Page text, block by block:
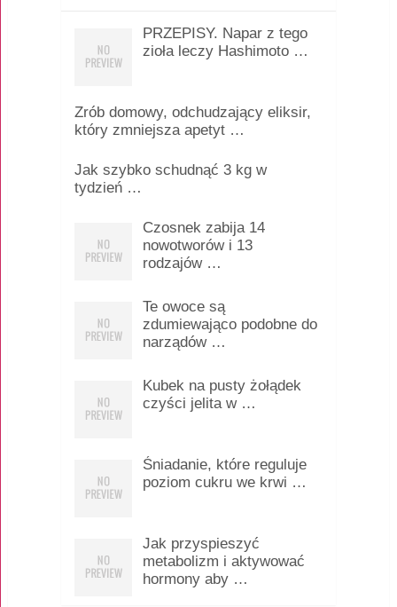
PRZEPISY. Napar z tego
zioła leczy Hashimoto …
Zrób domowy, odchudzający eliksir,
który zmniejsza apetyt …
Jak szybko schudnąć 3 kg w
tydzień …
Czosnek zabija 14
nowotworów i 13
rodzajów …
Te owoce są
zdumiewająco podobne do
narządów …
Kubek na pusty żołądek
czyści jelita w …
Śniadanie, które reguluje
poziom cukru we krwi …
Jak przyspieszyć
metabolizm i aktywować
hormony aby …